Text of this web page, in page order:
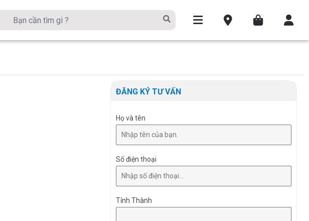
ĐĂNG KÝ TƯ VẤN
Họ và tên
Số điện thoại
Tỉnh Thành